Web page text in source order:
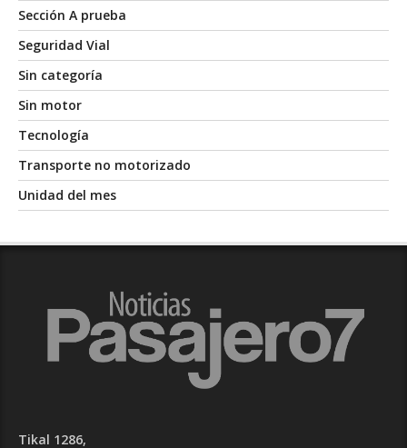
Sección A prueba
Seguridad Vial
Sin categoría
Sin motor
Tecnología
Transporte no motorizado
Unidad del mes
Tikal 1286,